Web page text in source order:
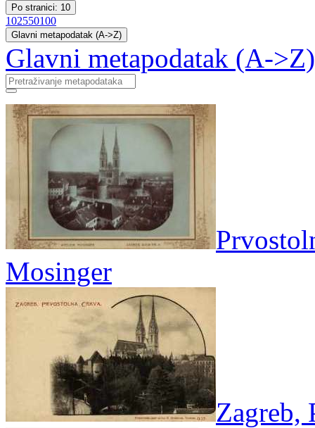
Po stranici: 10
102550100
Glavni metapodatak (A->Z)
Glavni metapodatak (A->Z)
Mosinger
Zagreb,